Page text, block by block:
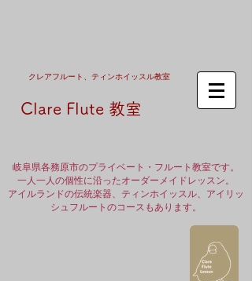
クレア​フルート、ティンホイッスル教室
Clare Flute 教室
岐阜県各務原市のプライベート・フルート教室です。
一人一人の個性に沿ったオーダーメイドレッスン。
アイルランドの伝統楽器、ティンホイッスル、アイリッ
シュフルートのコースもあります。